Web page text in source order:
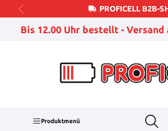
Zum Hauptinhalt springenPROFICELL B2B-
Bis 12.00 Uhr bestellt - Versand
Produktmenü